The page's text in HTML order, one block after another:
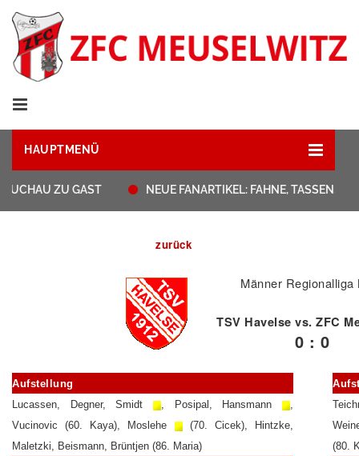
HAUPTMENÜ
ZU GAST NEUE FANARTIKEL: FAHNE, TASSEN,
zurück
Männer Regionalliga
TSV Havelse vs. ZFC
0 : 0
Aufstellung
Lucassen, Degner, Smidt
, Posipal, Hansmann
,
Vucinovic (60. Kaya), Moslehe
(70. Cicek), Hintzke,
Maletzki, Beismann, Brüntjen (86. Maria)
(80.